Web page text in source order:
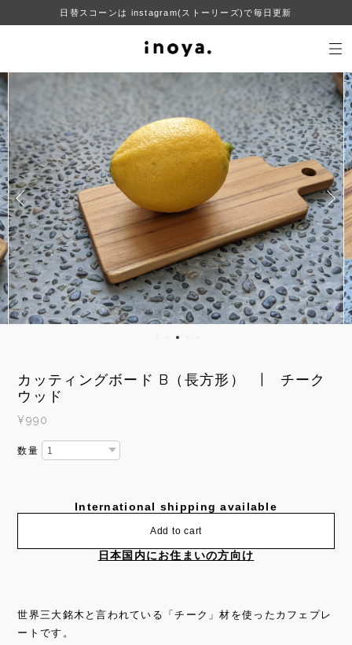
日替スコーンは instagram(ストーリーズ)で毎日更新
カッティングボード B（長方形） | チーク
ウッド
¥990
数量
International shipping available
Add to cart
日本国内にお住まいの方向け
世界三大銘木と言われている「チーク」材を使ったカフェプレ
ートです。